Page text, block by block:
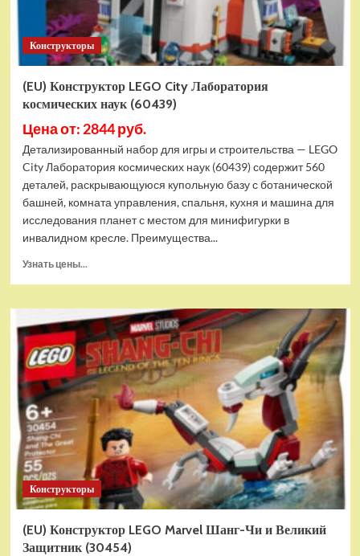
Конструкторы
(EU) Конструктор LEGO City Лаборатория
космических наук (60439)
Цена от: 2844 руб.
Детализированный набор для игры и строительства — LEGO
City Лаборатория космических наук (60439) содержит 560
деталей, раскрывающуюся купольную базу с ботанической
башней, комната управления, спальня, кухня и машина для
исследования планет с местом для минифигурки в
инвалидном кресле. Преимущества...
Узнать цены...
(EU)
Конструктор
LEGO
City
Лаборатория
космических
наук
(60439)
Конструкторы
(EU) Конструктор LEGO Marvel Шанг-Чи и Великий
Защитник (30454)